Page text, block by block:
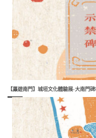
【屭遊南門】城垣文化體驗展-大南門碑